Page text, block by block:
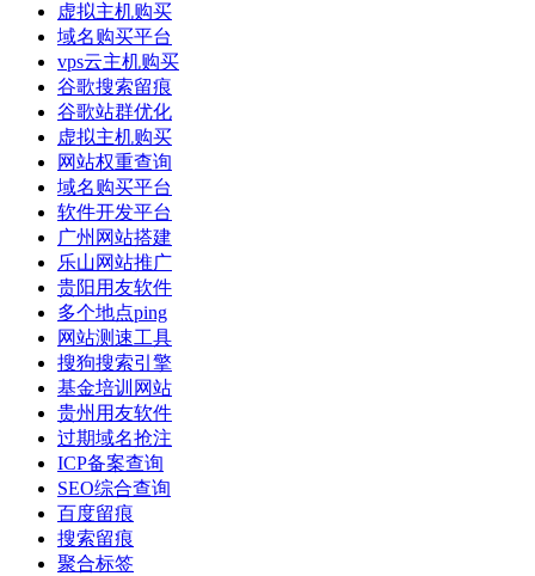
虚拟主机购买
域名购买平台
vps云主机购买
谷歌搜索留痕
谷歌站群优化
虚拟主机购买
网站权重查询
域名购买平台
软件开发平台
广州网站搭建
乐山网站推广
贵阳用友软件
多个地点ping
网站测速工具
搜狗搜索引擎
基金培训网站
贵州用友软件
过期域名抢注
ICP备案查询
SEO综合查询
百度留痕
搜索留痕
聚合标签